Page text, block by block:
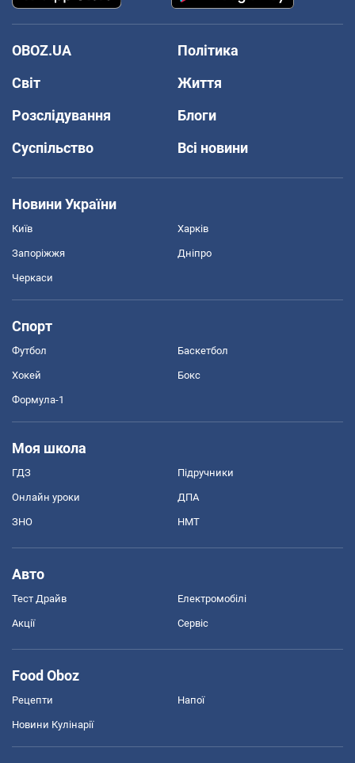
OBOZ.UA
Політика
Світ
Життя
Розслідування
Блоги
Суспільство
Всі новини
Новини України
Київ Харків
Запоріжжя Дніпро
Черкаси
Спорт
Футбол Баскетбол
Хокей Бокс
Формула-1
Моя школа
ГДЗ Підручники
Онлайн уроки ДПА
ЗНО НМТ
Авто
Тест Драйв Електромобілі
Акції Сервіс
Food Oboz
Рецепти Напої
Новини Кулінарії